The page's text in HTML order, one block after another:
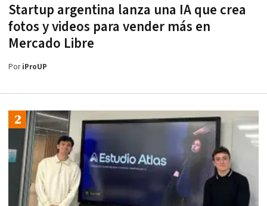
Startup argentina lanza una IA que crea
fotos y videos para vender más en
Mercado Libre
PoriProUP